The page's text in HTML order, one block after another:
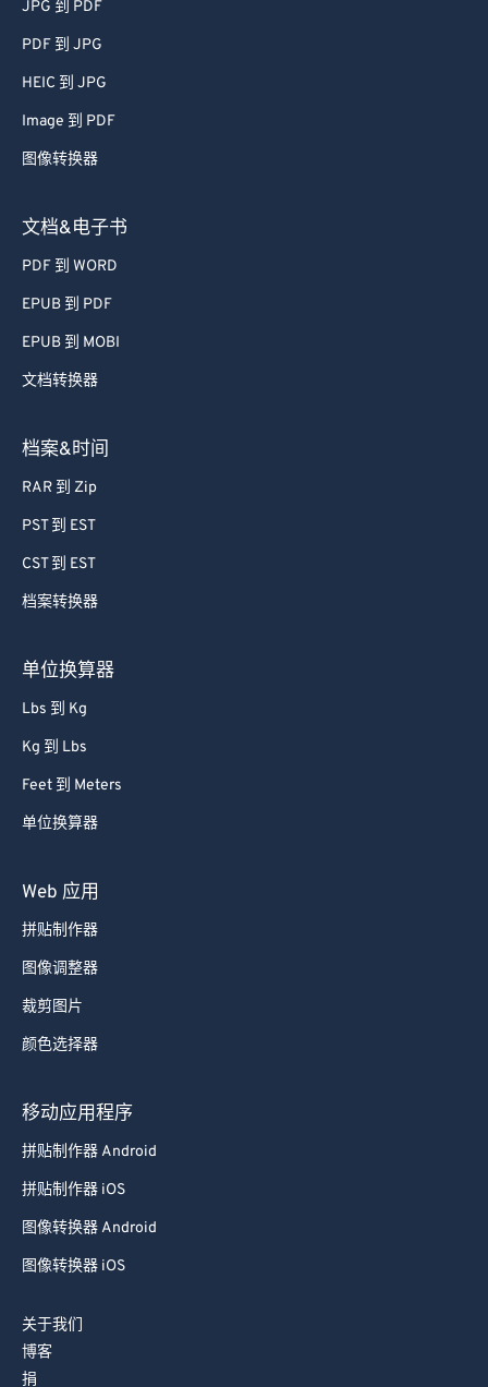
JPG 到 PDF
PDF 到 JPG
HEIC 到 JPG
Image 到 PDF
图像转换器
文档&电子书
PDF 到 WORD
EPUB 到 PDF
EPUB 到 MOBI
文档转换器
档案&时间
RAR 到 Zip
PST 到 EST
CST 到 EST
档案转换器
单位换算器
Lbs 到 Kg
Kg 到 Lbs
Feet 到 Meters
单位换算器
Web 应用
拼贴制作器
图像调整器
裁剪图片
颜色选择器
移动应用程序
拼贴制作器 Android
拼贴制作器 iOS
图像转换器 Android
图像转换器 iOS
关于我们
博客
捐